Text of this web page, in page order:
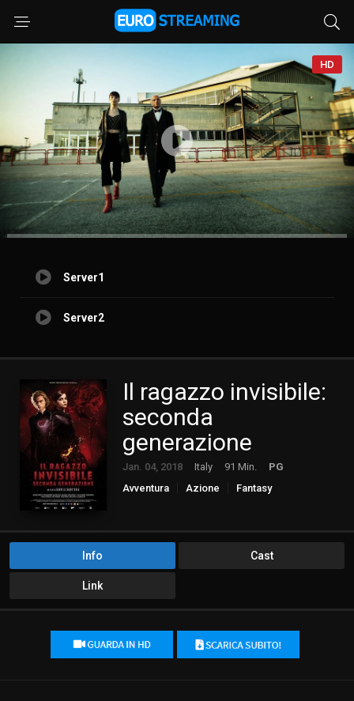
HD
Server1
Server2
Il ragazzo invisibile:
seconda
generazione
Jan. 04, 2018 Italy 91 Min.
PG
Avventura
Azione Fantasy
Info Cast
Link